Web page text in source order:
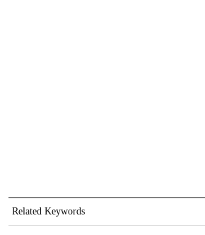
Related Keywords